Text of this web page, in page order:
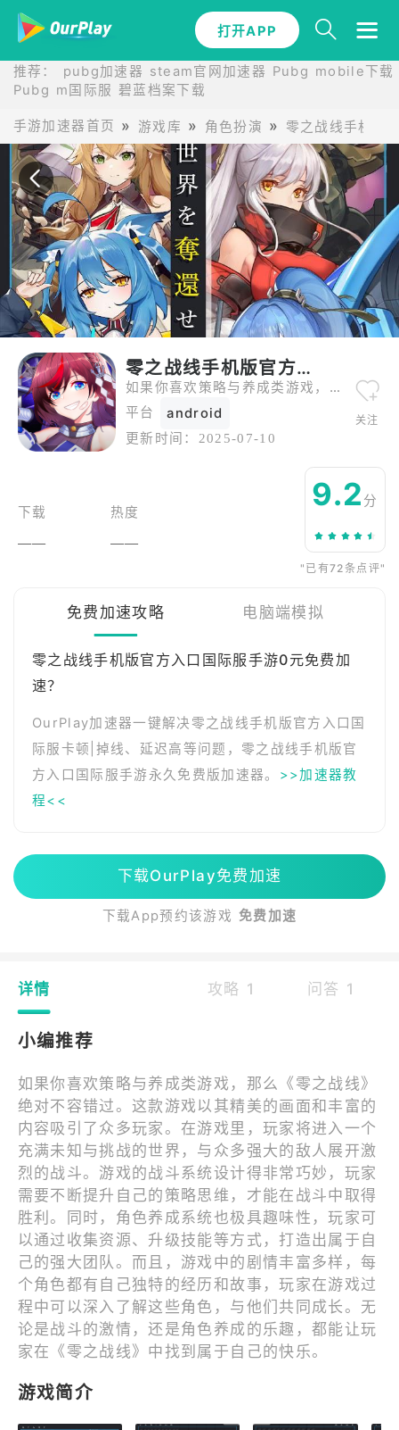
打开APP
推荐： pubg加速器 steam官网加速器 Pubg mobile下载
Pubg m国际服 碧蓝档案下载
手游加速器首页 游戏库 角色扮演 零之战线手机版
打开APP
零之战线手机版官方入口
如果你喜欢策略与养成类游戏，那么《零之战线》绝对不容错过。这款游戏以其精美的画面和丰富的内容吸引了众多玩家。在游戏里，玩家将进入一个充满未知与挑战的世界，与众多强大的敌人展开激烈的战斗。游戏的战斗系统设计得非常巧妙，玩家需要不断提升自己的策略思维，才能在战斗中取得胜利。同时，角色养成系统也极具趣味性，玩家可以通过收集资源、升级技能等方式，打造出属于自己的强大团队。而且，游戏中的剧情丰富多样，每个角色都有自己独特的经历和故事，玩家在游戏过程中可以深入了解这些角色，与他们共同成长。无论是战斗的激情，还是角色养成的乐趣，都能让玩家在《零之战线》中找到属于自己的快乐。
平台
android
更新时间： 2025-07-10
关注
下载
——
热度
——
9.2 分
"已有72条点评"
免费加速攻略 电脑端模拟
零之战线手机版官方入口国际服手游0元免费加
速？
OurPlay加速器一键解决零之战线手机版官方入口国
际服卡顿|掉线、延迟高等问题，零之战线手机版官
方入口国际服手游永久免费版加速器。 >>加速器教
程<<
下载OurPlay免费加速
下载App预约该游戏 免费加速
详情 攻略 1 问答 1
小编推荐
如果你喜欢策略与养成类游戏，那么《零之战线》
绝对不容错过。这款游戏以其精美的画面和丰富的
内容吸引了众多玩家。在游戏里，玩家将进入一个
充满未知与挑战的世界，与众多强大的敌人展开激
烈的战斗。游戏的战斗系统设计得非常巧妙，玩家
需要不断提升自己的策略思维，才能在战斗中取得
胜利。同时，角色养成系统也极具趣味性，玩家可
以通过收集资源、升级技能等方式，打造出属于自
己的强大团队。而且，游戏中的剧情丰富多样，每
个角色都有自己独特的经历和故事，玩家在游戏过
程中可以深入了解这些角色，与他们共同成长。无
论是战斗的激情，还是角色养成的乐趣，都能让玩
家在《零之战线》中找到属于自己的快乐。
游戏简介